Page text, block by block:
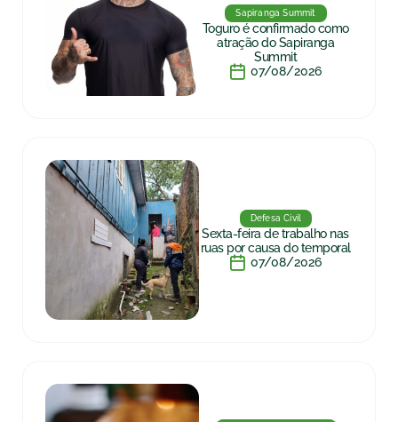
Sapiranga Summit
Toguro é confirmado como
atração do Sapiranga
Summit
07/08/2026
Defesa Civil
Sexta-feira de trabalho nas
ruas por causa do temporal
07/08/2026